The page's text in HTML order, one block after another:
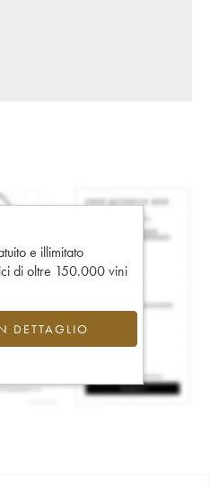
e illimitato
di oltre 150.000 vini
DETTAGLIO